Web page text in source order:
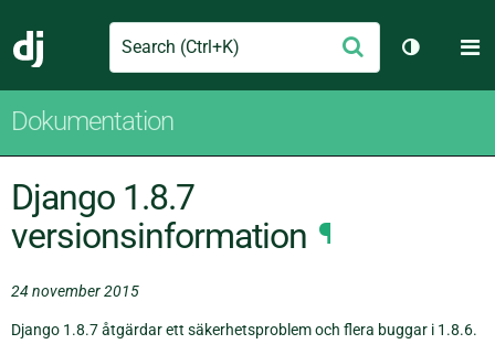
Django
Search Skicka
Växla
Dokumentation
Django 1.8.7
versionsinformation ¶
24 november 2015
Django 1.8.7 åtgärdar ett säkerhetsproblem och flera buggar i 1.8.6.